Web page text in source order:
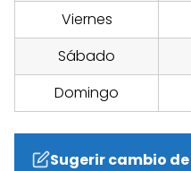
Viernes
Sábado
Domingo
Sugerir cambio